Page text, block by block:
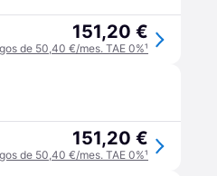
151,20 €
de 50,40 €/mes. TAE 0%¹
151,20 €
de 50,40 €/mes. TAE 0%¹